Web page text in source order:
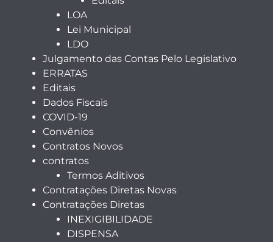
LOA
Lei Municipal
LDO
Julgamento das Contas Pelo Legislativo
ERRATAS
Editais
Dados Fiscais
COVID-19
Convênios
Contratos Novos
contratos
Termos Aditivos
Contratações Diretas Novas
Contratações Diretas
INEXIGIBILIDADE
DISPENSA